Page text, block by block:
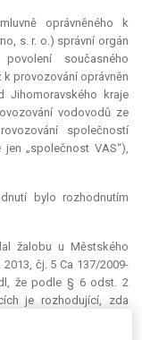
oprávněného k
s. r. o.) správní orgán
současného
provozování oprávněn
Jihomoravského kraje
vodovodů ze
společností
„společnost VAS“),
bylo rozhodnutím
žalobu u Městského
čj. 5 Ca 137/2009-
že podle § 6 odst. 2
je rozhodující, zda